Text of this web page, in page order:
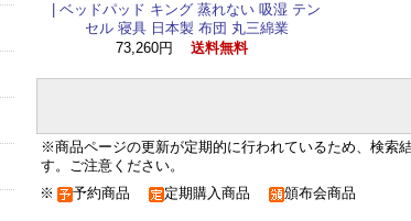
| ベッドパッド キング 蒸れない 吸湿 テン
セル 寝具 日本製 布団 丸三綿業
73,260円
送料無料
※商品ページの更新が定期的に行われているため、検索
す。ご注意ください。
※
予約商品 定期購入商品 頒布会商品